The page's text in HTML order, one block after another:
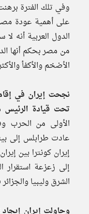
وفي تلك الفترة
على أهمية عودة
الدول العربية أنه
من مصر بحكم أنها
الأضخم والأكفأ
نجحت إيران في
تحت قيادة الرئيس
الأولى من الحرب
عادت طرابلس إلى
إيران كونترا بين
إلى زعزعة استقرار
الشرق وليبيا